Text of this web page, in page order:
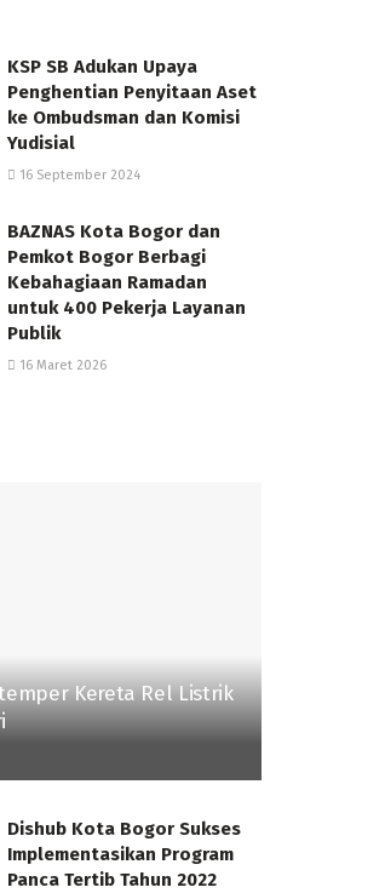
KSP SB Adukan Upaya
Penghentian Penyitaan Aset
ke Ombudsman dan Komisi
Yudisial
16 September 2024
BAZNAS Kota Bogor dan
Pemkot Bogor Berbagi
Kebahagiaan Ramadan
untuk 400 Pekerja Layanan
Publik
16 Maret 2026
Kereta Rel Listrik
Dishub Kota Bogor Sukses
Implementasikan Program
Panca Tertib Tahun 2022